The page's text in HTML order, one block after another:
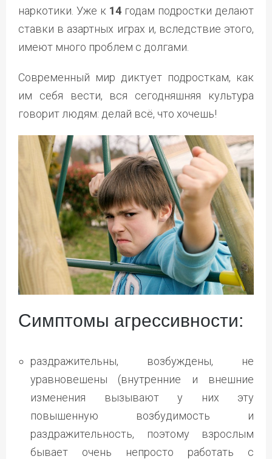
наркотики. Уже к 14 годам подростки делают
ставки в азартных играх и, вследствие этого,
имеют много проблем с долгами.
Современный мир диктует подросткам, как
им себя вести, вся сегодняшняя культура
говорит людям: делай всё, что хочешь!
Симптомы агрессивности:
раздражительны, возбуждены, не
уравновешены (внутренние и внешние
изменения вызывают у них эту
повышенную возбудимость и
раздражительность, поэтому взрослым
бывает очень непросто работать с